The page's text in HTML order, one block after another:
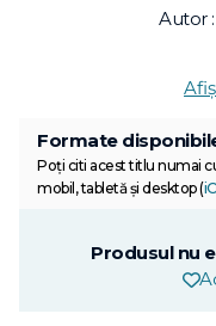
Autor :
Formate
Poți citi acest titlu numai
mobil, tabletă și desktop (
Produsul nu